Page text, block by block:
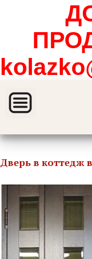
Дверь в коттедж